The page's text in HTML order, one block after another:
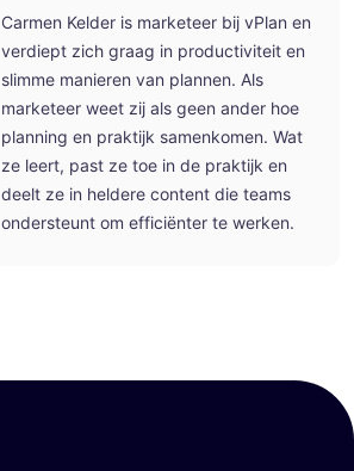
Carmen Kelder is marketeer bij vPlan en
verdiept zich graag in productiviteit en
slimme manieren van plannen. Als
marketeer weet zij als geen ander hoe
planning en praktijk samenkomen. Wat
ze leert, past ze toe in de praktijk en
deelt ze in heldere content die teams
ondersteunt om efficiënter te werken.